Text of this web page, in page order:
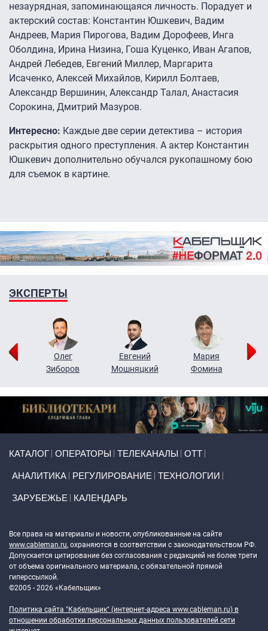
незаурядная, запоминающаяся личность. Порадует и
актерский состав: Константин Юшкевич, Вадим
Андреев, Мария Пирогова, Вадим Дорофеев, Инга
Оболдина, Ирина Низина, Гоша Куценко, Иван Агапов,
Андрей Лебедев, Евгений Миллер, Маргарита
Исаченко, Алексей Михайлов, Кирилл Болтаев,
Александр Вершинин, Александр Талал, Анастасия
Сорокина, Дмитрий Мазуров.
Интересно: Каждые две серии детектива – история
раскрытия одного преступления. А актер Константин
Юшкевич дополнительно обучался рукопашному бою
для съемок в картине.
ЭКСПЕРТЫ
Олег
Зиборов
Евгений
Мошняцкий
Мария
Фомина
КАТАЛОГ ОПЕРАТОРЫ ТЕЛЕКАНАЛЫ ОТТ
АНАЛИТИКА РЕГУЛИРОВАНИЕ ТЕХНОЛОГИИ
ЗАРУБЕЖЬЕ КАЛЕНДАРЬ
Все права на материалы и новости, опубликованные на сайте
www.cableman.ru, охраняются в соответствии с законодательством РФ.
Допускается цитирование без согласования с редакцией не более трети
от объема оригинального материала, с обязательной прямой
гиперссылкой.
©2005 - 2026 «Кабельщик»
Политика сайта "Кабельщик" (интернет-адреса www.cableman.ru) в
отношении обработки персональных данных пользователей сети